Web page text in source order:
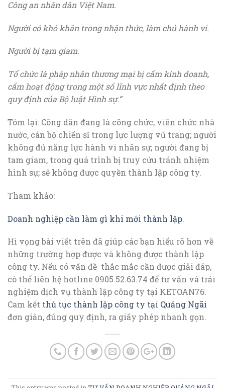
Công an nhân dân Việt Nam.
Người có khó khăn trong nhận thức, làm chủ hành vi.
Người bị tạm giam.
Tổ chức là pháp nhân thương mại bị cấm kinh doanh,
cấm hoạt động trong một số lĩnh vực nhất định theo
quy định của Bộ luật Hình sự.”
Tóm lại: Công dân đang là công chức, viên chức nhà
nước, cán bộ chiến sĩ trong lực lượng vũ trang; người
không đủ năng lực hành vi nhân sự; người đang bị
tam giam, trong quá trình bị truy cứu tránh nhiệm
hình sự; sẽ không được quyền thành lập công ty.
Tham khảo:
Doanh nghiệp cần làm gì khi mới thành lập.
Hi vọng bài viết trên đã giúp các bạn hiểu rõ hơn về
những trường hợp được và không được thành lập
công ty. Nếu có vấn đề thắc mắc cần được giải đáp,
có thể liên hệ hotline 0905.52.63.74 để tư vấn và trải
nghiệm dịch vụ thành lập công ty tại KETOAN76.
Cam kết thủ tục thành lập công ty tại Quảng Ngãi
đơn giản, đúng quy định, ra giấy phép nhanh gọn.